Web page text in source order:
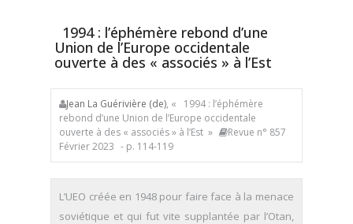
1994 : l’éphémère rebond d’une
Union de l’Europe occidentale
ouverte à des « associés » à l’Est
Jean La Guérivière (de), « 1994 : l’éphémère
rebond d’une Union de l’Europe occidentale
ouverte à des « associés » à l’Est »
Revue n° 857
Février 2023 - p. 114-119
L’UEO créée en 1948 pour faire face à la menace
soviétique et qui fut vite supplantée par l’Otan,